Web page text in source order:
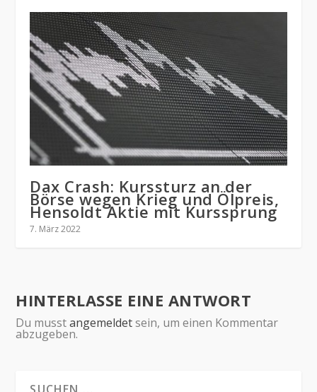
Dax Crash: Kurssturz an der
Börse wegen Krieg und Ölpreis,
Hensoldt Aktie mit Kurssprung
7. März 2022
HINTERLASSE EINE ANTWORT
Du musstangemeldetsein, um einen Kommentar
abzugeben.